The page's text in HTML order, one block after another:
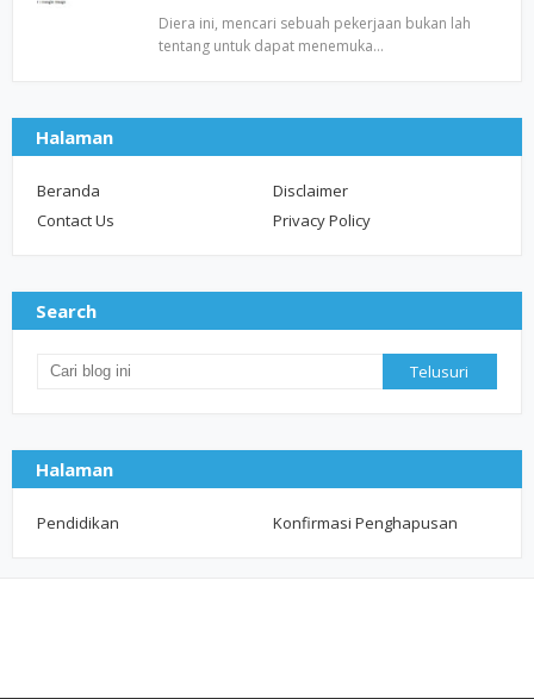
Diera ini, mencari sebuah pekerjaan bukan lah
tentang untuk dapat menemuka…
Halaman
Beranda
Disclaimer
Contact Us
Privacy Policy
Search
Halaman
Pendidikan Konfirmasi Penghapusan